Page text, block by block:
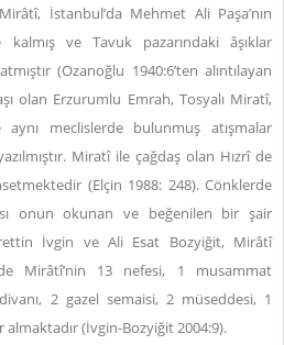
İstanbul’da Mehmet Ali Paşa’nın
ve Tavuk pazarındaki âşıklar
(Ozanoğlu 1940:6’ten alıntılayan
olan Erzurumlu Emrah, Tosyalı Miratî,
meclislerde bulunmuş atışmalar
Miratî ile çağdaş olan Hızrî de
(Elçin 1988: 248). Cönklerde
onun okunan ve beğenilen bir şair
İvgin ve Ali Esat Bozyiğit, Mirâtî
Mirâtî’nin 13 nefesi, 1 musammat
2 gazel semaisi, 2 müseddesi, 1
(İvgin-Bozyiğit 2004:9).